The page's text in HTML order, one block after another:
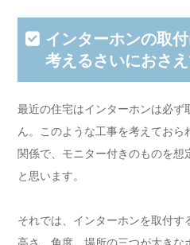
インターホンの取
考えるさいにおさ
最近の住宅はインターホンは必ず
ん。このような工事を考えてお
関係で、モニター付きのものを
と思います。
それでは、インターホンを取付す